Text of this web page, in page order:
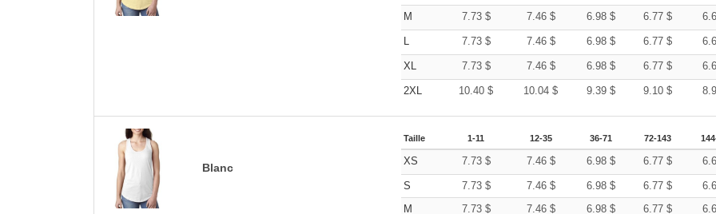
M
7.73 $ 7.46 $ 6.98$ 6.77 $
L 7.73 $ 7.46 $ 6.98$ 6.77 $
XL 7.73 $ 7.46 $ 6.98$ 6.77 $
2XL 10.40$ 10.04$ 9.39$ 9.10 $
Blanc
Taille 1-11 12-35 36-71 72-143
XS 7.73 $ 7.46 $ 6.98$ 6.77 $
S 7.73 $ 7.46 $ 6.98$ 6.77 $
M
7.73 $ 7.46 $ 6.98$ 6.77 $